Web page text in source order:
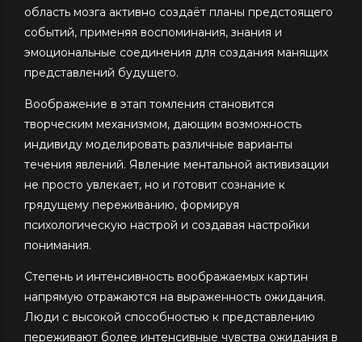
область мозга активно создаёт планы предстоящего
событий, применяя воспоминания, знания и
эмоциональные соединения для создания манящих
представлений будущего.
Воображение в этап томления становится
творческим механизмом, дающим возможность
индивиду моделировать различные варианты
течения явлений. Явление ментальной активизации
не просто увлекает, но и готовит сознание к
грядущему переживанию, формируя
психологическую настрой и создавая настройки
понимания.
Степень и интенсивность воображаемых картин
напрямую отражаются на выраженность ожидания.
Люди с высокой способностью к представлению
переживают более интенсивные чувства ожидания в